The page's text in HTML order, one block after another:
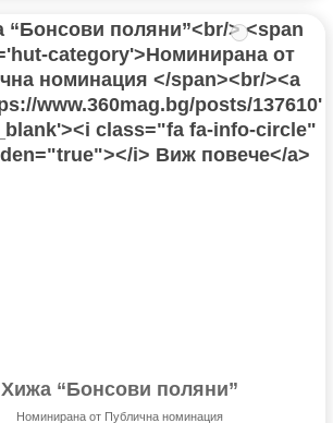
Хижа “Бонсови поляни”
Номинирана от Публична номинация